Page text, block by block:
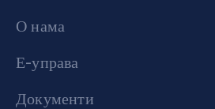
О нама
Е-управа
Документи